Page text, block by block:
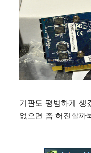
기판도 평범하게 생
없으면 좀 허전할까